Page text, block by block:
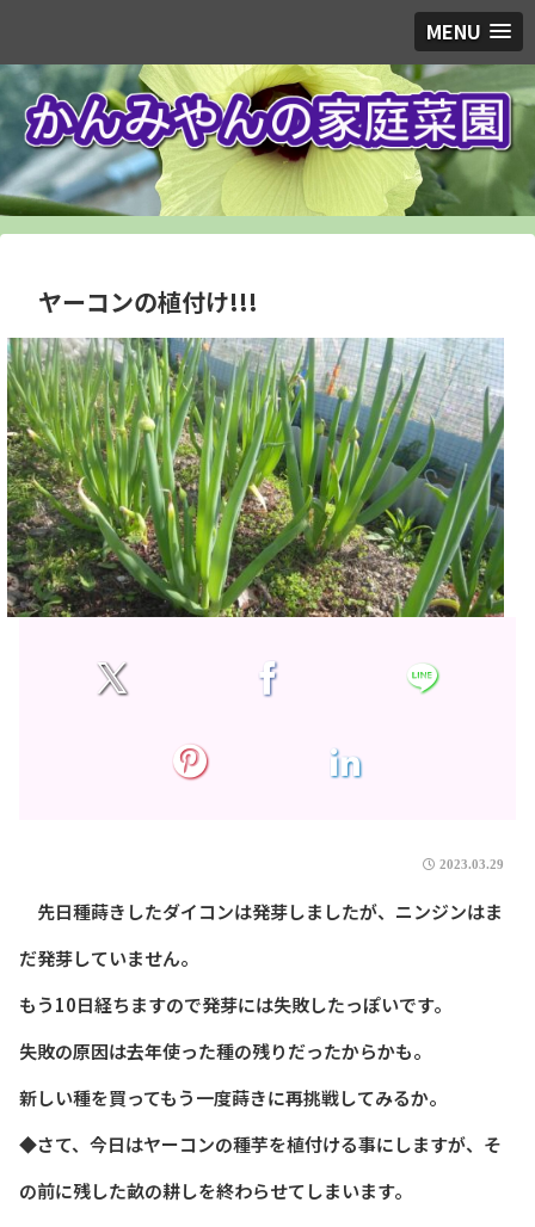
MENU
ヤーコンの植付け!!!
2023.03.29
先日種蒔きしたダイコンは発芽しましたが、ニンジンはま
だ発芽していません。
もう10日経ちますので発芽には失敗したっぽいです。
失敗の原因は去年使った種の残りだったからかも。
新しい種を買ってもう一度蒔きに再挑戦してみるか。
◆さて、今日はヤーコンの種芋を植付ける事にしますが、そ
の前に残した畝の耕しを終わらせてしまいます。